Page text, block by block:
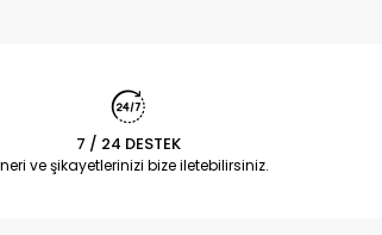
7 / 24 DESTEK
ve şikayetlerinizi bize iletebilirsiniz.